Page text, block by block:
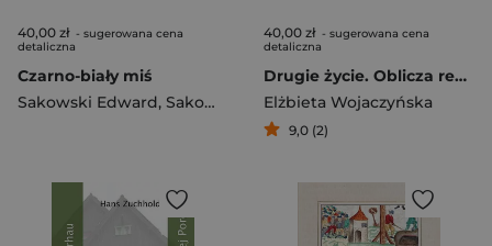
40,00 zł - sugerowana cena
detaliczna
Czarno-biały miś
Sakowski Edward, Sakowski Aleksander
40,00 zł - sugerowana cena
detaliczna
Drugie życie. Oblicza recyklingu
Elżbieta Wojaczyńska
9,0 (2)